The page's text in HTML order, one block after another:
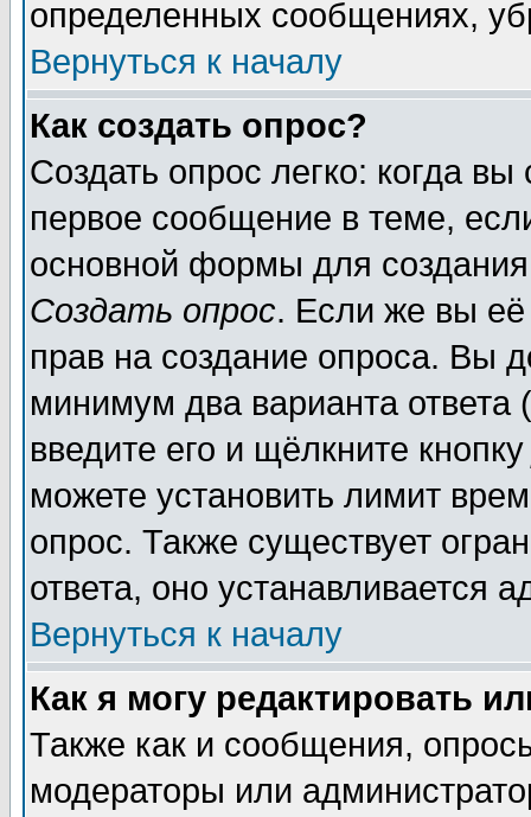
определенных сообщениях,
Вернуться к началу
Как создать опрос?
Создать опрос легко: когда
первое сообщение в теме,
основной формы для
Создать опрос. Если же вы её
прав на создание опроса. Вы
минимум два варианта ответа
введите его и щёлкните
можете установить лимит
опрос. Также существует
ответа, оно устанавливается
Вернуться к началу
Как я могу редактировать
Также как и сообщения,
модераторы или